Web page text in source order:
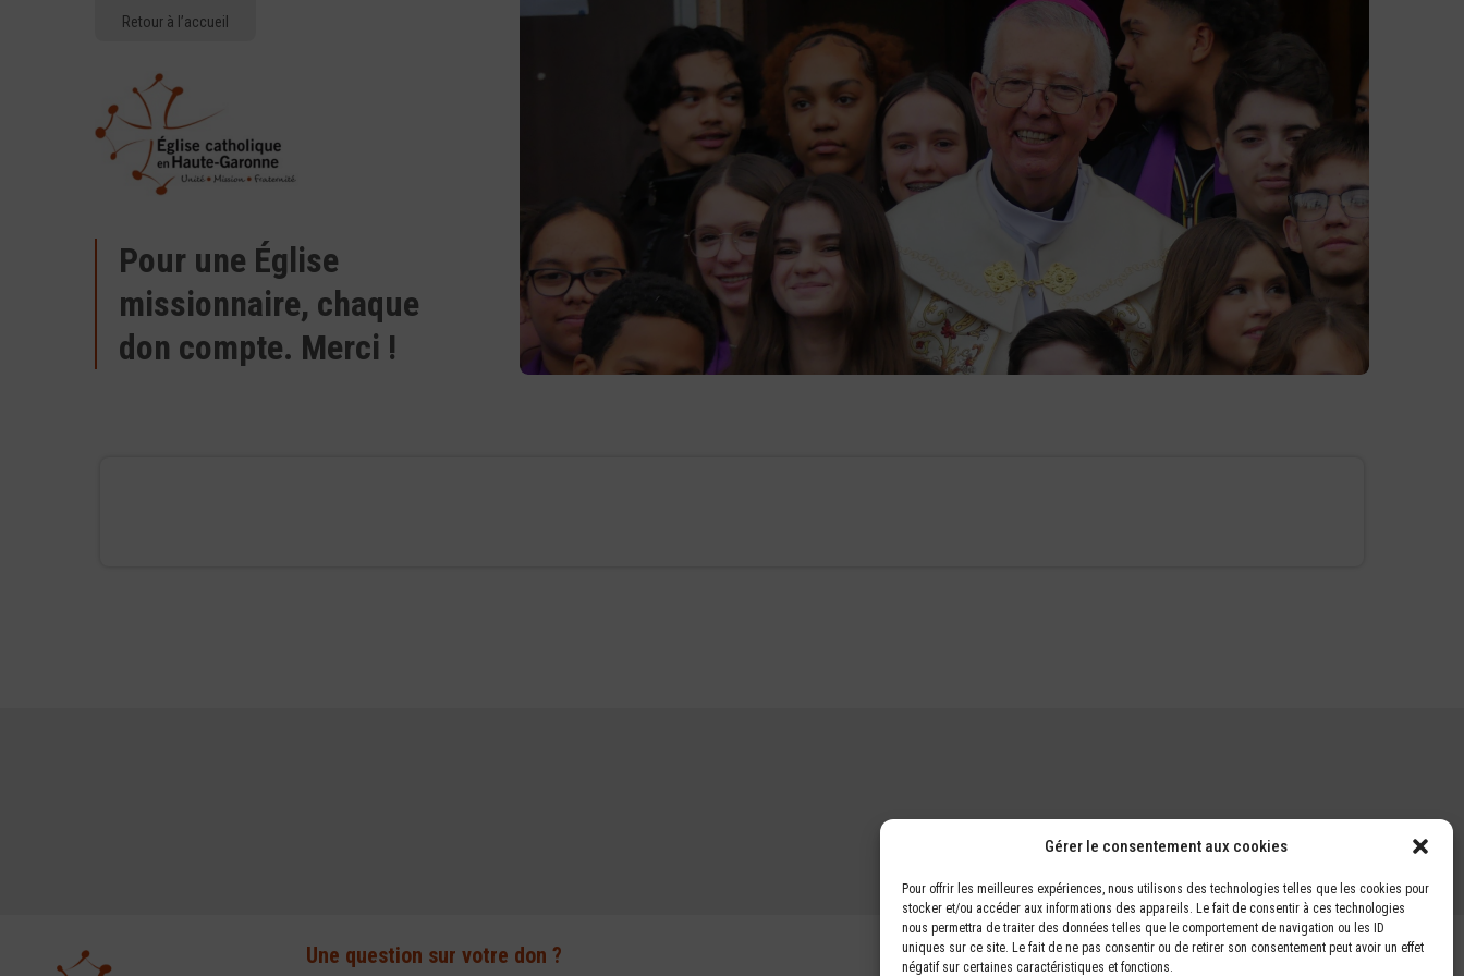
Gérer le consentement aux cookies
Pour offrir les meilleures expériences, nous utilisons des technologies telles que les cookies pour
stocker et/ou accéder aux informations des appareils. Le fait de consentir à ces technologies
nous permettra de traiter des données telles que le comportement de navigation ou les ID
uniques sur ce site. Le fait de ne pas consentir ou de retirer son consentement peut avoir un effet
négatif sur certaines caractéristiques et fonctions.
Retour à l’accueil
Pour une Église
missionnaire, chaque
don compte. Merci !
Une question sur votre don ?